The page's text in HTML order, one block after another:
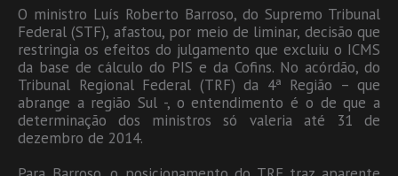
O ministro Luís Roberto Barroso, do Supremo Tribunal
Federal (STF), afastou, por meio de liminar, decisão que
restringia os efeitos do julgamento que excluiu o ICMS
da base de cálculo do PIS e da Cofins. No acórdão, do
Tribunal Regional Federal (TRF) da 4ª Região – que
abrange a região Sul -, o entendimento é o de que a
determinação dos ministros só valeria até 31 de
dezembro de 2014.